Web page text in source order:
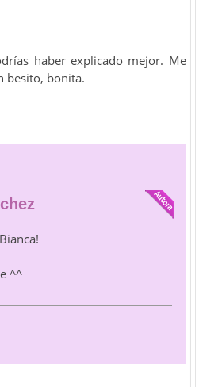
haber explicado mejor. Me
besito, bonita.
^^